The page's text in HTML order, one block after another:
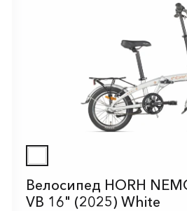
Велосипед HORH
VB 16" (2025) White